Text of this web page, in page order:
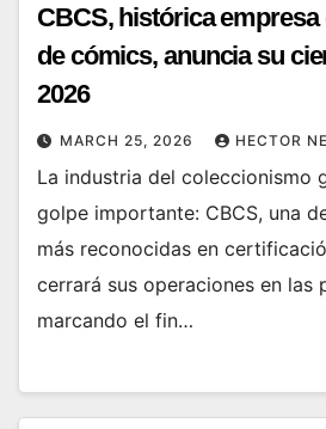
CBCS, histórica
de cómics, anuncia su
2026
MARCH 25, 2026 HECTOR
La industria del coleccionismo
golpe importante: CBCS, una
más reconocidas en
cerrará sus operaciones en las
marcando el fin…